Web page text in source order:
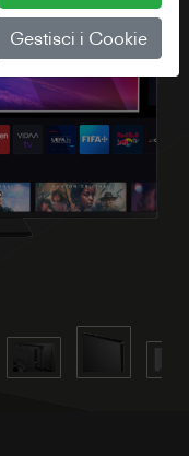
Gestisci i Cookie